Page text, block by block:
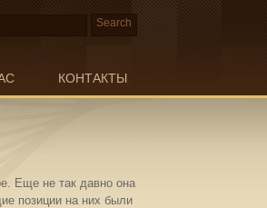
КОНТАКТЫ
Еще не так давно она
позиции на них были